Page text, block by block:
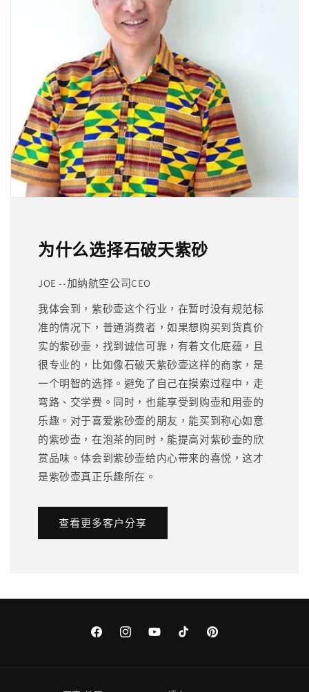
为什么选择石破天紫砂
JOE --加纳航空公司CEO
我体会到，紫砂壶这个行业，在暂时没有规范标
准的情况下，普通消费者，如果想购买到货真价
实的紫砂壶，找到诚信可靠，有着文化底蕴，且
很专业的，比如像石破天紫砂壶这样的商家，是
一个明智的选择。避免了自己在摸索过程中，走
弯路、交学费。同时，也能享受到购壶和用壶的
乐趣。对于喜爱紫砂壶的朋友，能买到称心如意
的紫砂壶，在泡茶的同时，能提高对紫砂壶的欣
赏品味。体会到紫砂壶给内心带来的喜悦，这才
是紫砂壶真正乐趣所在。
查看更多客户分享
FacebookInstagramYouTubeTikTok Pinterest